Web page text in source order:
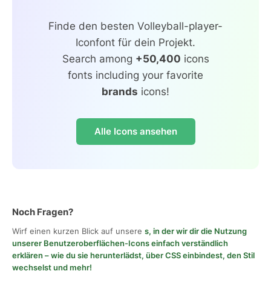
Finde den besten Volleyball-player-
Iconfont für dein Projekt.
Search among +50,400 icons
fonts including your favorite
brands icons!
Alle Icons ansehen
Noch Fragen?
Wirf einen kurzen Blick auf unsere s, in der wir dir die Nutzung
unserer Benutzeroberflächen-Icons einfach verständlich
erklären – wie du sie herunterlädst, über CSS einbindest, den Stil
wechselst und mehr!